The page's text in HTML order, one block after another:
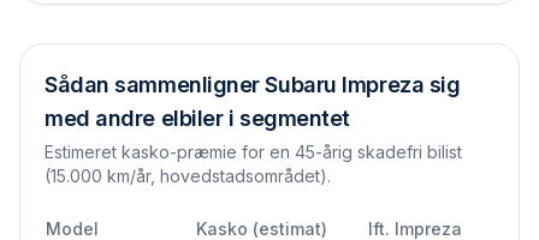
Sådan sammenlignerSubaru Impreza sig
med andre elbiler i segmentet
Estimeret kasko-præmie for en 45-årig skadefri bilist
(15.000 km/år, hovedstadsområdet).
Model Kasko (estimat) Ift. Impreza